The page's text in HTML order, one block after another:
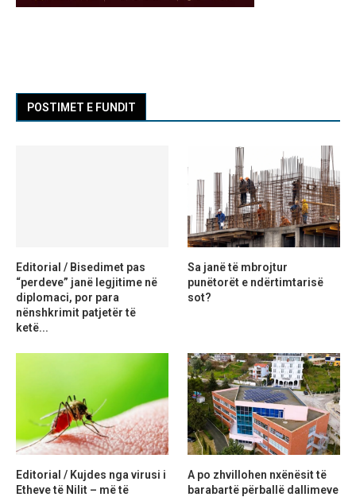
POSTIMET E FUNDIT
Editorial / Bisedimet pas
“perdeve” janë legjitime në
diplomaci, por para
nënshkrimit patjetër të
ketë...
Sa janë të mbrojtur
punëtorët e ndërtimtarisë
sot?
Editorial / Kujdes nga virusi i
Etheve të Nilit – më të
A po zhvillohen nxënësit të
barabartë përballë dallimeve